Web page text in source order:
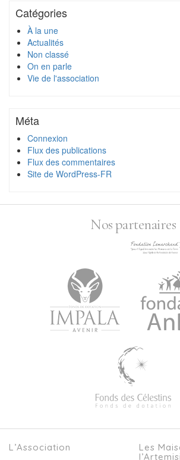
Catégories
À la une
Actualités
Non classé
On en parle
Vie de l'association
Méta
Connexion
Flux des publications
Flux des commentaires
Site de WordPress-FR
Nos partenaires
L’Association
Les